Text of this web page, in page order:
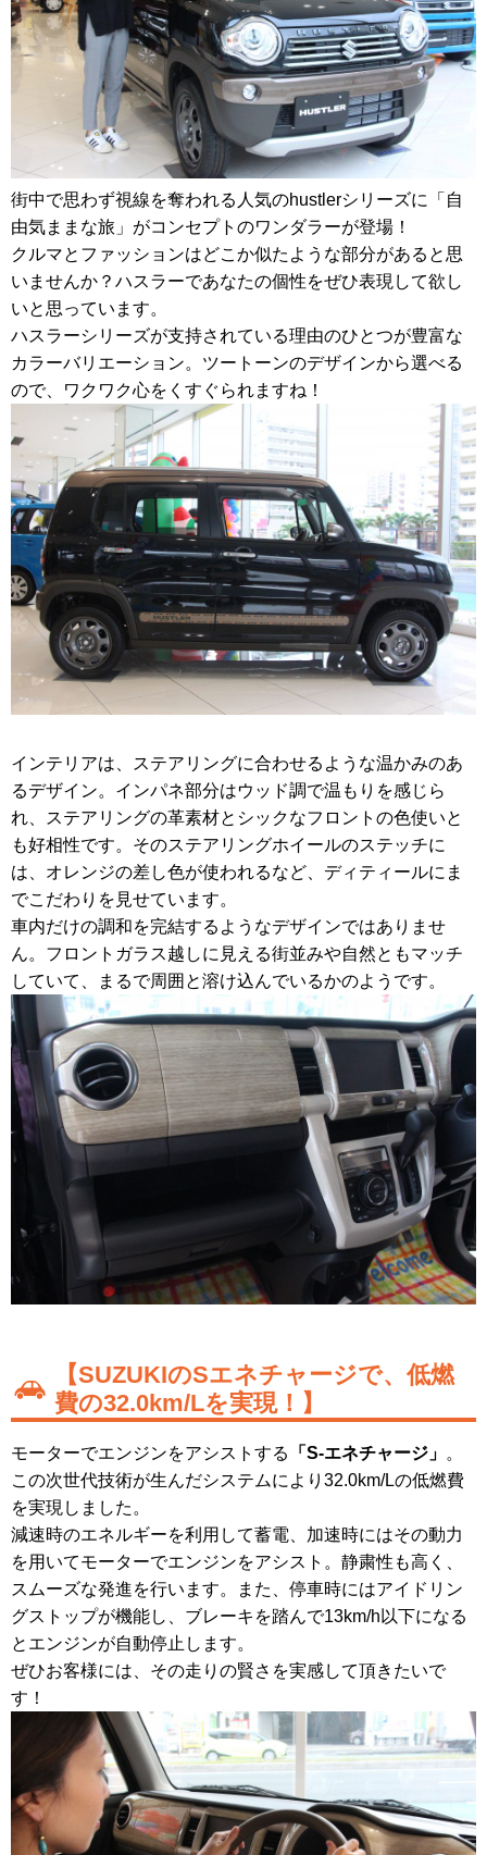
街中で思わず視線を奪われる人気のhustlerシリーズに「自
由気ままな旅」がコンセプトのワンダラーが登場！
クルマとファッションはどこか似たような部分があると思
いませんか？ハスラーであなたの個性をぜひ表現して欲し
いと思っています。
ハスラーシリーズが支持されている理由のひとつが豊富な
カラーバリエーション。ツートーンのデザインから選べる
ので、ワクワク心をくすぐられますね！
インテリアは、ステアリングに合わせるような温かみのあ
るデザイン。インパネ部分はウッド調で温もりを感じら
れ、ステアリングの革素材とシックなフロントの色使いと
も好相性です。そのステアリングホイールのステッチに
は、オレンジの差し色が使われるなど、ディティールにま
でこだわりを見せています。
車内だけの調和を完結するようなデザインではありませ
ん。フロントガラス越しに見える街並みや自然ともマッチ
していて、まるで周囲と溶け込んでいるかのようです。
【SUZUKIのSエネチャージで、低燃
費の32.0km/Lを実現！】
モーターでエンジンをアシストする 「S-エネチャージ」 。
この次世代技術が生んだシステムにより32.0km/Lの低燃費
を実現しました。
減速時のエネルギーを利用して蓄電、加速時にはその動力
を用いてモーターでエンジンをアシスト。静粛性も高く、
スムーズな発進を行います。また、停車時にはアイドリン
グストップが機能し、ブレーキを踏んで13km/h以下になる
とエンジンが自動停止します。
ぜひお客様には、その走りの賢さを実感して頂きたいで
す！